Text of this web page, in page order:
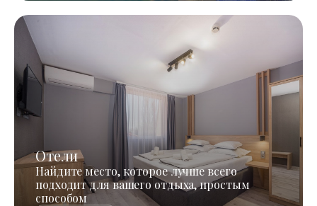
Отели
Найдите место, которое лучше всего
подходит для вашего отдыха, простым
способом